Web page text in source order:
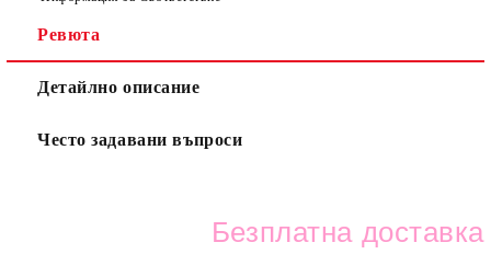
Ревюта
Детайлно описание
Често задавани въпроси
Безплатна доставка